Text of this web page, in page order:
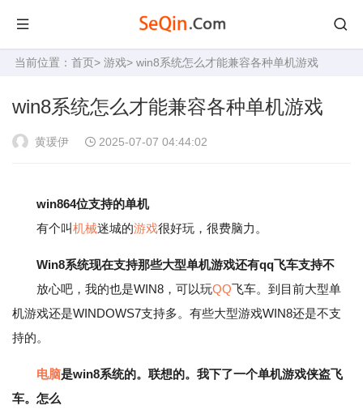
当前位置： 首页> 游戏> win8系统怎么才能兼容各种单机游戏
win8系统怎么才能兼容各种单机游戏
黄瑗伊 2025-07-07 04:44:02
win864位支持的单机
有个叫机械迷城的游戏很好玩，很费脑力。
Win8系统现在支持那些大型单机游戏还有qq飞车支持不
放心吧，我的也是WIN8，可以玩QQ飞车。到目前大型单
机游戏还是WINDOWS7支持多。有些大型游戏WIN8还是不支
持的。
电脑是win8系统的。联想的。我下了一个单机游戏侠盗飞
车。怎么